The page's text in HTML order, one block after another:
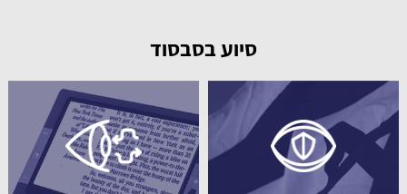
סיוע בסבסוד